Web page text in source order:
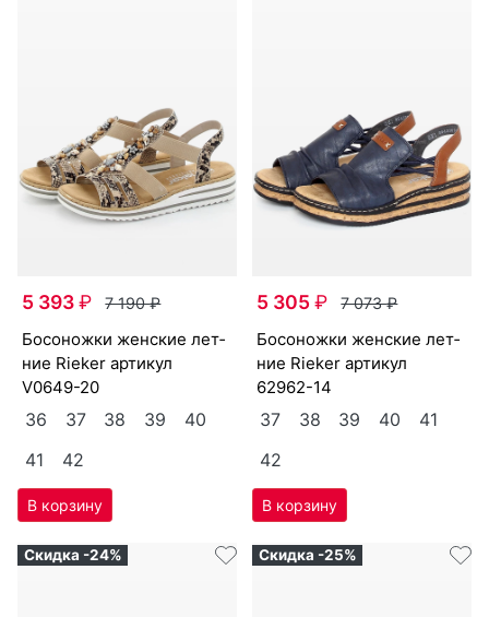
5 393₽ 7 190₽
бо­сонож­ки женс­кие лет­
ние Ri­eker артикул
V0649-20
36 37 38 39
40
41
42
5 305₽ 7 073₽
бо­сонож­ки женс­кие лет­
ние Ri­eker артикул
62962-14
37 38 39 40
41
42
Скидка -24% Скидка -25%